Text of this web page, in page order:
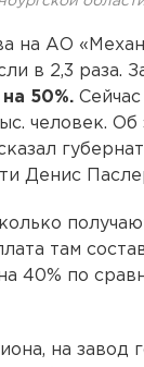
на АО
в 2,3 раза.
50%.
человек. Об
Денис
там
40% по
на завод